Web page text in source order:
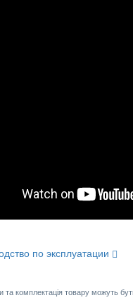
по эксплуатации
та комплектація товару можуть